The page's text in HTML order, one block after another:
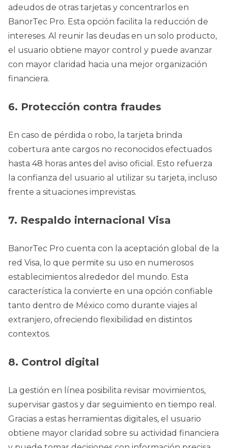
adeudos de otras tarjetas y concentrarlos en
BanorTec Pro. Esta opción facilita la reducción de
intereses. Al reunir las deudas en un solo producto,
el usuario obtiene mayor control y puede avanzar
con mayor claridad hacia una mejor organización
financiera.
6. Protección contra fraudes
En caso de pérdida o robo, la tarjeta brinda
cobertura ante cargos no reconocidos efectuados
hasta 48 horas antes del aviso oficial. Esto refuerza
la confianza del usuario al utilizar su tarjeta, incluso
frente a situaciones imprevistas.
7. Respaldo internacional Visa
BanorTec Pro cuenta con la aceptación global de la
red Visa, lo que permite su uso en numerosos
establecimientos alrededor del mundo. Esta
característica la convierte en una opción confiable
tanto dentro de México como durante viajes al
extranjero, ofreciendo flexibilidad en distintos
contextos.
8. Control digital
La gestión en línea posibilita revisar movimientos,
supervisar gastos y dar seguimiento en tiempo real.
Gracias a estas herramientas digitales, el usuario
obtiene mayor claridad sobre su actividad financiera